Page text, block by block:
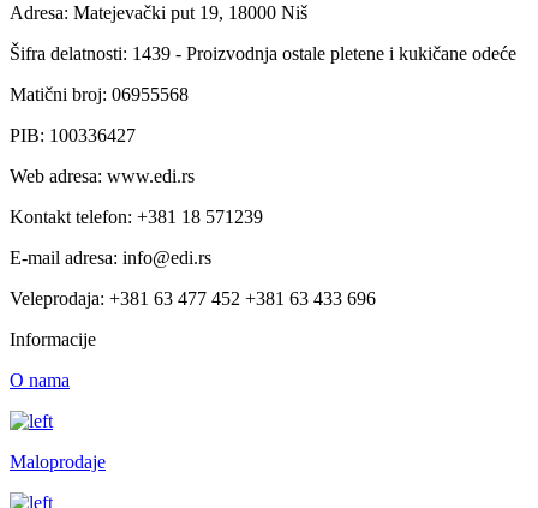
Adresa: Matejevački put 19, 18000 Niš
Šifra delatnosti: 1439 - Proizvodnja ostale pletene i kukičane odeće
Matični broj: 06955568
PIB: 100336427
Web adresa: www.edi.rs
Kontakt telefon: +381 18 571239
E-mail adresa: info@edi.rs
Veleprodaja: +381 63 477 452 +381 63 433 696
Informacije
O nama
Maloprodaje